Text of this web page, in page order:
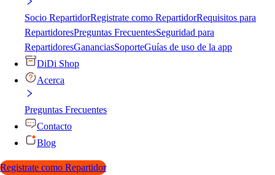
Socio RepartidorRegistrate como RepartidorRequisitos para
RepartidoresPreguntas FrecuentesSeguridad para
RepartidoresGananciasSoporteGuías de uso de la app
DiDi Shop
Acerca
Preguntas Frecuentes
Contacto
Blog
Registrate como Repartidor